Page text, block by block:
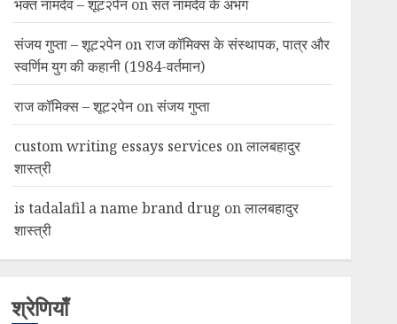
भक्त नामदेव – शूट२पेनonसंत नामदेव के अभंग
संजय गुप्ता – शूट२पेनonराज कॉमिक्स के संस्थापक, पात्र और
स्वर्णिम युग की कहानी (1984-वर्तमान)
राज कॉमिक्स – शूट२पेनonसंजय गुप्ता
custom writing essays services onलालबहादुर
शास्त्री
is tadalafil a name brand drug onलालबहादुर
शास्त्री
श्रेणियाँ